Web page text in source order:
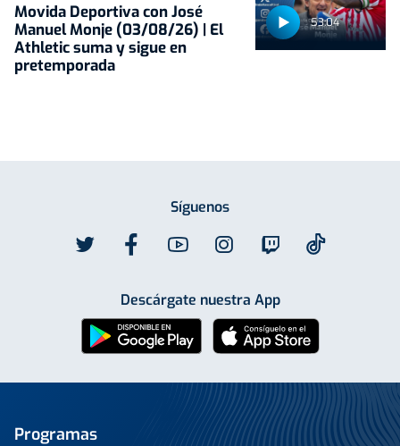
53:04
Movida Deportiva con José
Manuel Monje (03/08/26) | El
Athletic suma y sigue en
pretemporada
Síguenos
Descárgate nuestra App
Programas